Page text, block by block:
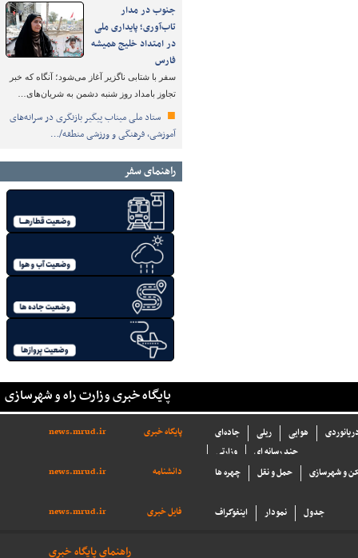
جنوب در مدار
تاب‌آوری؛ پایداری ملی
در امتداد خلیج همیشه
فارس
سفر با شتابی ناگزیر آغاز می‌شود؛ آنگاه که خبر
تجاوز بامداد روز شنبه دشمن به شریان‌های…
ستاد ملی میناب پیگیر بازنگری در سرانه‌های
آموزشی، فرهنگی و ورزشی منطقه/…
راهنمای سفر
پایگاه خبری وزارت راه و شهرسازی
پایگاه خبری news.mrud.ir جاده‌ای ریلی هوایی
وزارتی
چند رسانه ای
دانشنامه
news.mrud.ir چهره ها حمل و نقل و شهرسازی
فایل خبری news.mrud.ir اینفوگراف نمودار جدول
راهنمای پایگاه خبری